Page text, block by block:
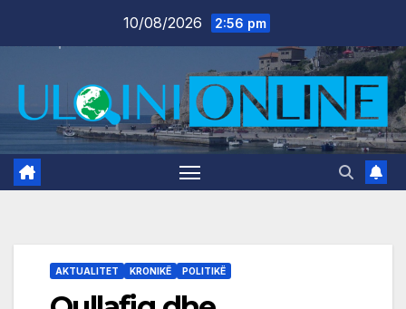
10/08/2026 2:56 pm
AKTUALITET KRONIKË POLITIKË